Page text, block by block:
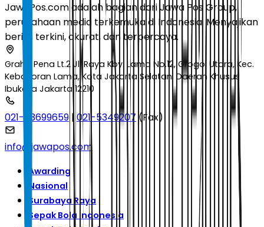
JawaPos.com adalah bagian dari Jawa Pos Group,
perusahaan media terkemuka di Indonesia. Menyajikan
berita terkini, akurat, dan terpercaya.
Graha Pena Lt.2 Jl. Raya Kby. Lama No.12, Grogol Utara, Kec.
Kebayoran Lama, Kota Jakarta Selatan, Daerah Khusus
Ibukota Jakarta 12210
021-53699659 |021-5349207 (Fax)
info@jawapos.com
Awarding
Nasional
Surabaya Raya
Sepak Bola Indonesia